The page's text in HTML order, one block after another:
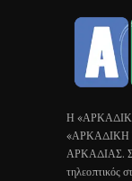
Η
«ΑΡΚΑΔΙΚΗ
ΑΡΚΑΔΙΑΣ.
τηλεοπτικός